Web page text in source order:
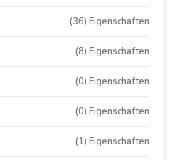
(36) Eigenschaften
(8) Eigenschaften
(0) Eigenschaften
(0) Eigenschaften
(1) Eigenschaften